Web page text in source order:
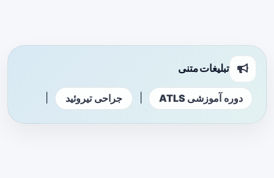
تبلیغات متنی
دوره آموزشی ATLS جراحی تیروئید